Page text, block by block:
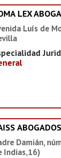
LEX
Luís de
ABOGADOS
Damián,
Indias,16)